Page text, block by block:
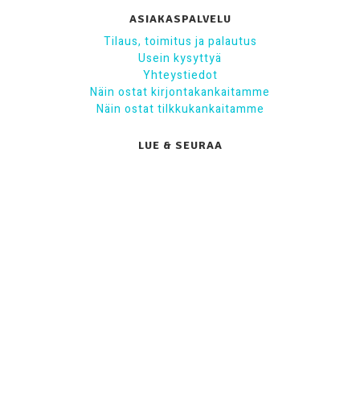
ASIAKASPALVELU
Tilaus, toimitus ja palautus
Usein kysyttyä
Yhteystiedot
Näin ostat kirjontakankaitamme
Näin ostat tilkkukankaitamme
LUE & SEURAA